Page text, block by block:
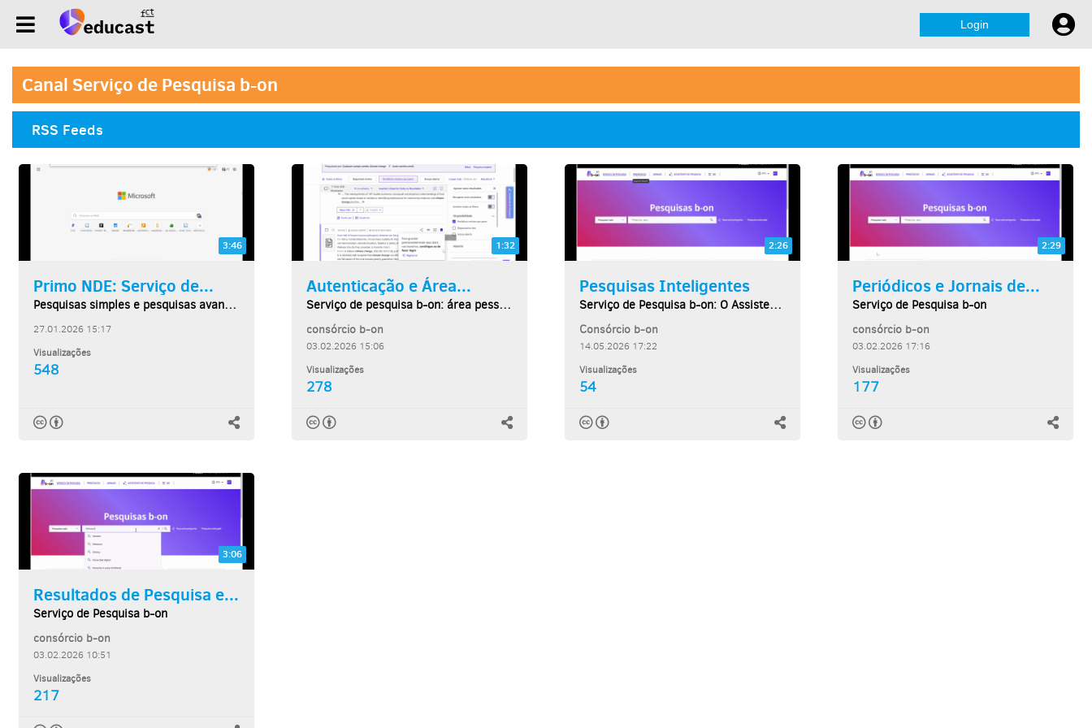
Login
Canal Serviço de Pesquisa b-on
RSS Feeds
3:46
Primo NDE: Serviço de...
Pesquisas simples e pesquisas avançadas: filtros...
27.01.2026 15:17
Visualizações
548
1:32
Autenticação e Área...
Serviço de pesquisa b-on: área pessoal
consórcio b-on
03.02.2026 15:06
Visualizações
278
2:26
Pesquisas Inteligentes
Serviço de Pesquisa b-on: O Assistente de Pesquisa
Consórcio b-on
14.05.2026 17:22
Visualizações
54
2:29
Periódicos e Jornais de...
Serviço de Pesquisa b-on
consórcio b-on
03.02.2026 17:16
Visualizações
177
3:06
Resultados de Pesquisa e...
Serviço de Pesquisa b-on
consórcio b-on
03.02.2026 10:51
Visualizações
217